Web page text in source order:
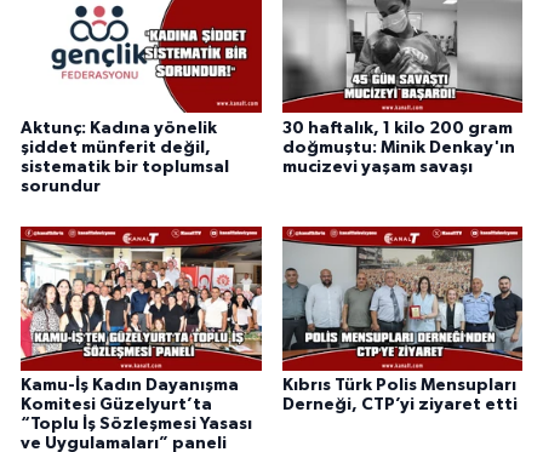
Aktunç: Kadına yönelik
şiddet münferit değil,
sistematik bir toplumsal
sorundur
30 haftalık, 1 kilo 200 gram
doğmuştu: Minik Denkay'ın
mucizevi yaşam savaşı
Kamu-İş Kadın Dayanışma
Komitesi Güzelyurt’ta
“Toplu İş Sözleşmesi Yasası
ve Uygulamaları” paneli
Kıbrıs Türk Polis Mensupları
Derneği, CTP’yi ziyaret etti